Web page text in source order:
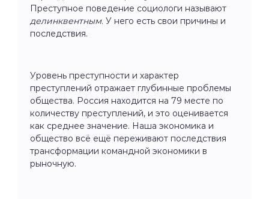
Преступное поведение социологи называют
делинквентным. У него есть свои причины и
последствия.
Уровень преступности и характер
преступлений отражает глубинные проблемы
общества. Россия находится на 79 месте по
количеству преступлений, и это оценивается
как среднее значение. Наша экономика и
общество всё ещё переживают последствия
трансформации командной экономики в
рыночную.